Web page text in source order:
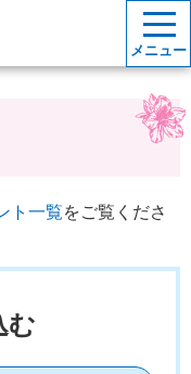
メニュー
ト一覧をご覧くださ
む